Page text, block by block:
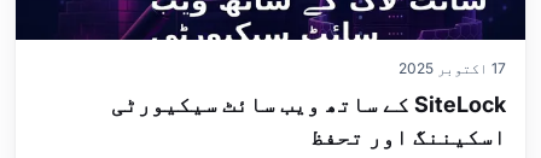
17 اکتوبر 2025
SiteLock کے ساتھ ویب سائٹ سیکیورٹی
اسکیننگ اور تحفظ